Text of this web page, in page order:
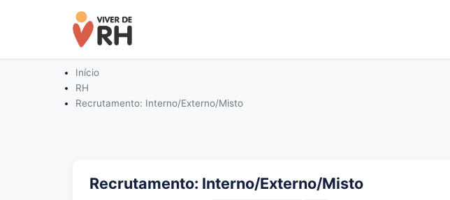
Início
RH
Recrutamento: Interno/Externo/Misto
Recrutamento: Interno/Externo/Misto